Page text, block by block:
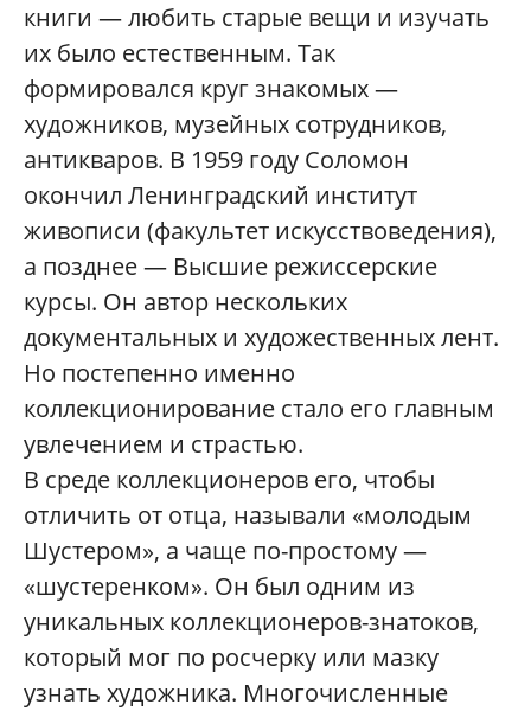
книги — любить старые вещи и изучать
их было естественным. Так
формировался круг знакомых —
художников, музейных сотрудников,
антикваров. В 1959 году Соломон
окончил Ленинградский институт
живописи (факультет искусствоведения),
а позднее — Высшие режиссерские
курсы. Он автор нескольких
документальных и художественных лент.
Но постепенно именно
коллекционирование стало его главным
увлечением и страстью.
В среде коллекционеров его, чтобы
отличить от отца, называли «молодым
Шустером», а чаще по-простому —
«шустеренком». Он был одним из
уникальных коллекционеров-знатоков,
который мог по росчерку или мазку
узнать художника. Многочисленные